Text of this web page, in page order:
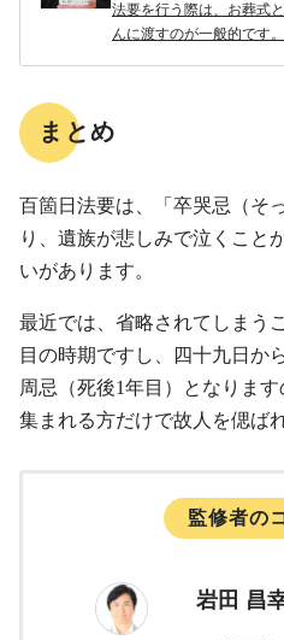
法要を行う際は、お葬式
んに渡すのが一般的です
まとめ
百箇日法要は、「卒哭忌（そ
り、遺族が悲しみで泣くこと
いがあります。
最近では、省略されてしまう
目の時期ですし、四十九日か
周忌（死後1年目）となりま
集まれる方だけで故人を偲ば
監修者の
岩田 昌